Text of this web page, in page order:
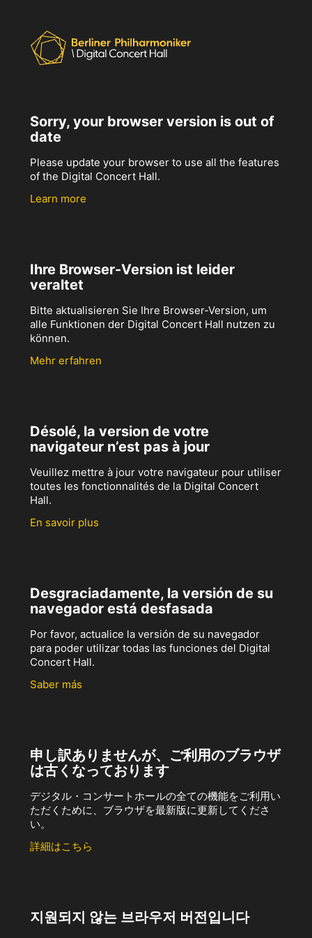
Sorry, your browser version is out of
date
Please update your browser to use all the features
of the Digital Concert Hall.
Learn more
Ihre Browser-Version ist leider
veraltet
Bitte aktualisieren Sie Ihre Browser-Version, um
alle Funktionen der Digital Concert Hall nutzen zu
können.
Mehr erfahren
Désolé, la version de votre
navigateur n’est pas à jour
Veuillez mettre à jour votre navigateur pour utiliser
toutes les fonctionnalités de la Digital Concert
Hall.
En savoir plus
Desgraciadamente, la versión de su
navegador está desfasada
Por favor, actualice la versión de su navegador
para poder utilizar todas las funciones del Digital
Concert Hall.
Saber más
申し訳ありませんが、ご利用のブラウザ
は古くなっております
デジタル・コンサートホールの全ての機能をご利用い
ただくために、ブラウザを最新版に更新してくださ
い。
詳細はこちら
지원되지 않는 브라우저 버전입니다